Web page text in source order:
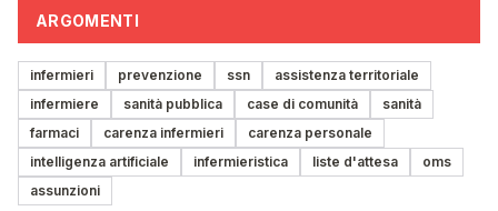
ARGOMENTI
infermieri prevenzione ssn
assistenza territoriale
infermiere
sanità pubblica case di comunità
sanità
farmaci
carenza infermieri
carenza personale
intelligenza artificiale
infermieristica liste d'attesa
oms
assunzioni